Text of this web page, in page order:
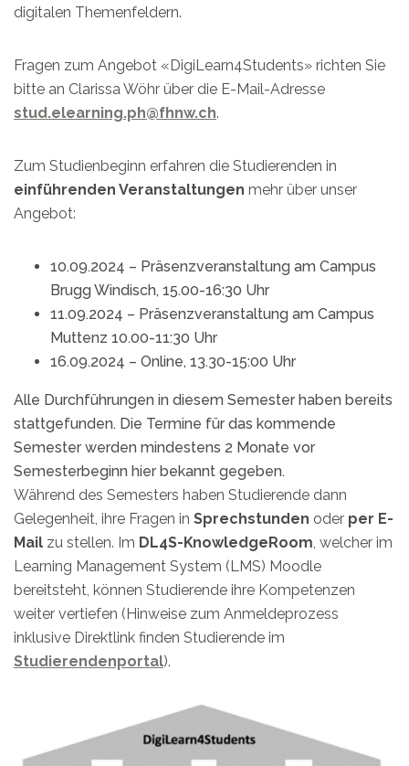
digitalen Themenfeldern.
Fragen zum Angebot «DigiLearn4Students» richten Sie
bitte an Clarissa Wöhr über die E-Mail-Adresse
stud.elearning.ph@fhnw.ch.
Zum Studienbeginn erfahren die Studierenden in
einführenden Veranstaltungen mehr über unser
Angebot:
10.09.2024 – Präsenzveranstaltung am Campus
Brugg Windisch, 15.00-16:30 Uhr
11.09.2024 – Präsenzveranstaltung am Campus
Muttenz 10.00-11:30 Uhr
16.09.2024 – Online, 13.30-15:00 Uhr
Alle Durchführungen in diesem Semester haben bereits
stattgefunden. Die Termine für das kommende
Semester werden mindestens 2 Monate vor
Semesterbeginn hier bekannt gegeben.
Während des Semesters haben Studierende dann
Gelegenheit, ihre Fragen in Sprechstunden oder per E-
Mail zu stellen. Im DL4S-KnowledgeRoom, welcher im
Learning Management System (LMS) Moodle
bereitsteht, können Studierende ihre Kompetenzen
weiter vertiefen (Hinweise zum Anmeldeprozess
inklusive Direktlink finden Studierende im
Studierendenportal).